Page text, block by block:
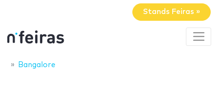
Stands Feiras »
Bangalore